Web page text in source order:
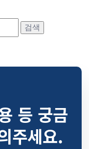
검색
등 궁금
주세요.